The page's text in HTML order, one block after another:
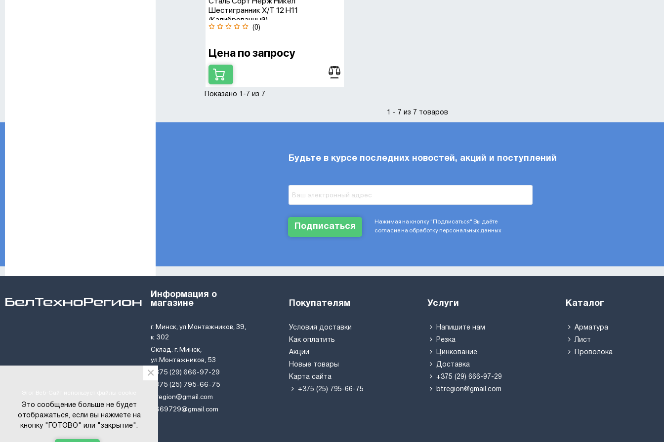
тонне
Масса шестигранника (ГОСТ 2879-88)
18
2,2
19
2,45
21
25
4,25
5,33
30
32
34
38
40
Шестигранник Х/т 12 H11
(Калиброванный)
(0)
Цена по запросу
Показано 1-7 из 7
1 - 7 из 7 товаров
Будьте в курсе последних новостей, акций и поступлений
Подписаться
Нажимая на кнопку "Подписаться" Вы даёте
согласие на обработку персональных данных
БелТехноРегион
Информация о
магазине
г. Минск, ул.Монтажников, 39,
к. 302
Склад: г. Минск,
ул.Монтажников, 53
+375 (29) 666-97-29
+375 (25) 795-66-75
btregion@gmail.com
6669729@gmail.com
Покупателям
Условия доставки
Как оплатить
Акции
Новые товары
Карта сайта
+375 (25) 795-66-75
Услуги
Напишите нам
Резка
Цинкование
Доставка
+375 (29) 666-97-29
btregion@gmail.com
Каталог
Арматура
Лист
Проволока
Это сообщение больше не будет
отображаться, если вы нажмете на
кнопку "ГОТОВО" или "закрытие".
×